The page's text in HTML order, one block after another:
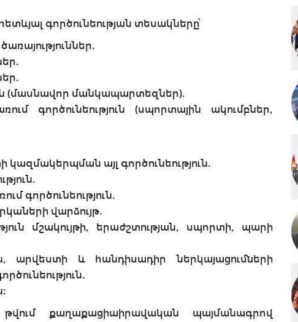
գործունեության տեսակները՝
(մասնավոր մանկապարտեզներ).
(սպորտային ակումբներ,
կազմակերպման այլ գործունեություն.
գործունեություն.
վարձույթ.
մշակույթի, երաժշտության, սպորտի, պարի
և հանդիսադիր ներկայացումների
քաղաքացիաիրավական պայմանագրով